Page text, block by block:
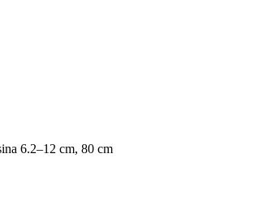
6.2–12 cm, 80 cm